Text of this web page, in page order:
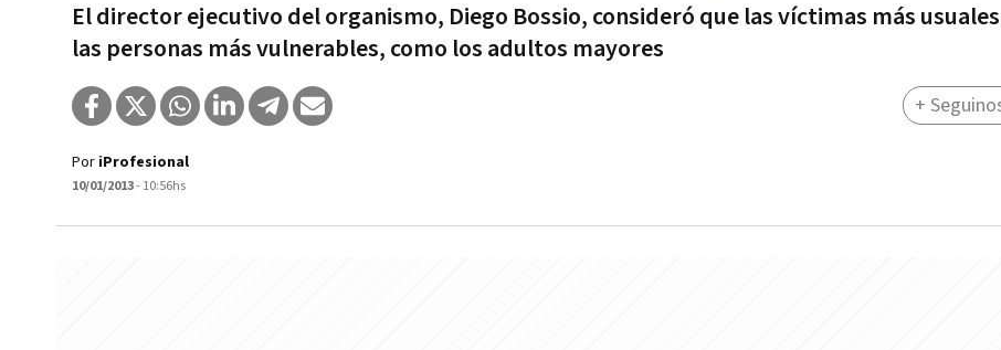
El director ejecutivo del organismo, Diego Bossio, consideró que las víctimas más
las personas más vulnerables, como los adultos mayores
Por iProfesional
10/01/2013- 10:56hs
+